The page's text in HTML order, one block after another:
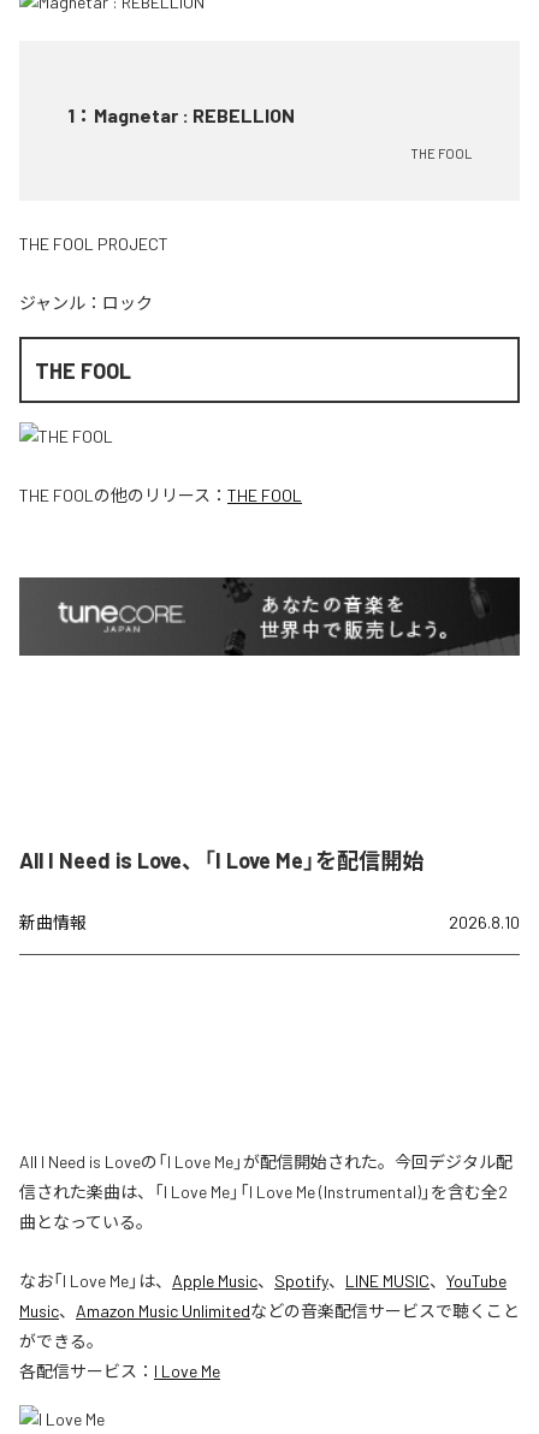
1 ： Magnetar : REBELLION
THE FOOL
THE FOOL PROJECT
ジャンル： ロック
THE FOOL
THE FOOL の他のリリース： THE FOOL
All I Need is Love、「I Love Me」を配信開始
新曲情報 2026.8.10
All I Need is Loveの「I Love Me」が配信開始された。今回デジタル配
信された楽曲は、「I Love Me」「I Love Me (Instrumental)」を含む全2
曲となっている。
なお「I Love Me」は、 Apple Music、 Spotify、 LINE MUSIC、 YouTube
Music、 Amazon Music Unlimitedなどの音楽配信サービスで聴くこと
ができる。
各配信サービス： I Love Me